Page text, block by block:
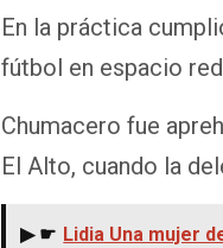
En la práctica
fútbol en espacio
Chumacero fue
El Alto, cuando la
▶ ☛ Lidia Una mujer